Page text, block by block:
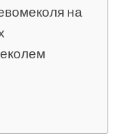
на